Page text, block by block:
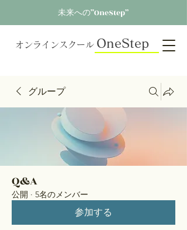
未来への”OneStep”
オンラインスクール OneStep
グループ
Q&A
公開 · 5名のメンバー
参加する